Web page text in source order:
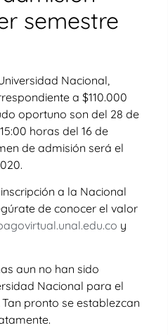
semestre
Nacional,
a $110.000
oportuno son del 28 de
horas del 16 de
de admisión será el
a la Nacional
de conocer el valor
y
aun no han sido
Nacional para el
pronto se establezcan